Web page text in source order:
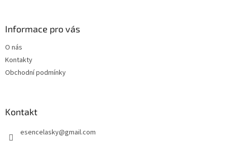
Informace pro vás
O nás
Kontakty
Obchodní podmínky
Kontakt
esencelasky@gmail.com